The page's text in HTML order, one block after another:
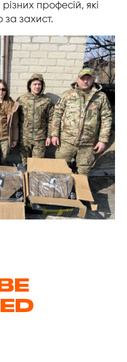
професій, які
за захист.